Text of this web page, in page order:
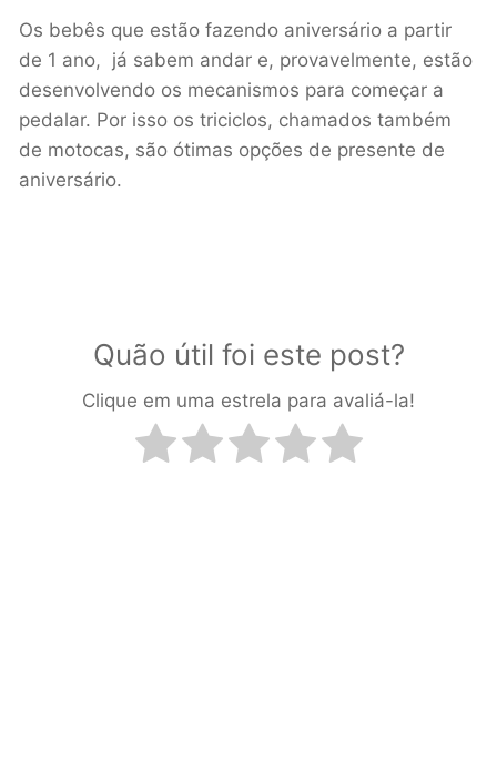
Os bebês que estão fazendo aniversário a partir
de 1 ano, já sabem andar e, provavelmente, estão
desenvolvendo os mecanismos para começar a
pedalar. Por isso os triciclos, chamados também
de motocas, são ótimas opções de presente de
aniversário.
Quão útil foi este post?
Clique em uma estrela para avaliá-la!